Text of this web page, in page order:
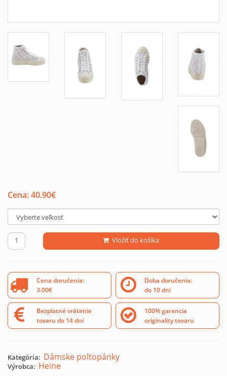
Cena:40.90€
Vložiť do košíka
Cena doručenia:
3.00€
Doba doručenia:
do 10 dní
Bezplatné vrátenie
tovaru do 14 dní
100% garancia
originality tovaru
Kategória: Dámske poltopánky
Výrobca: Heine